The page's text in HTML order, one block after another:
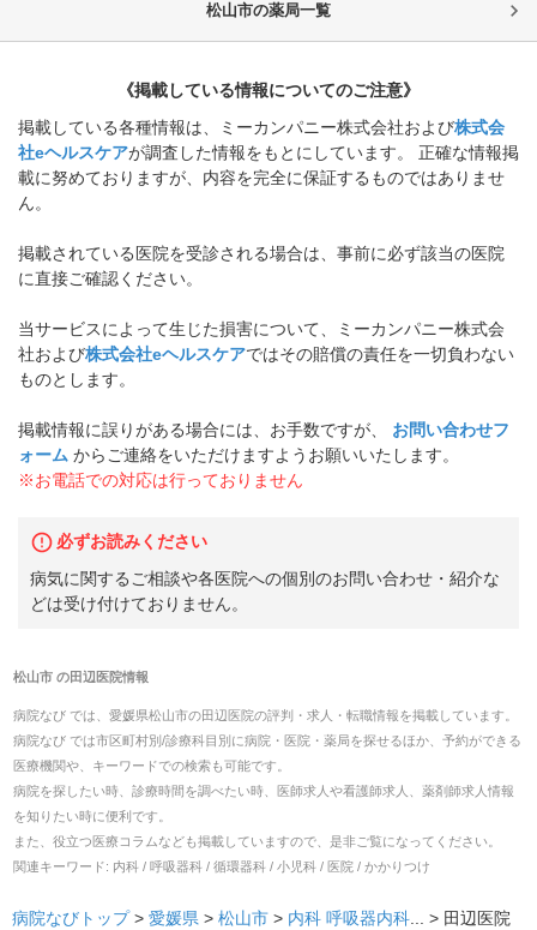
松山市の薬局一覧
《掲載している情報についてのご注意》
掲載している各種情報は、ミーカンパニー株式会社および株式会
社eヘルスケアが調査した情報をもとにしています。 正確な情報掲
載に努めておりますが、内容を完全に保証するものではありませ
ん。
掲載されている医院を受診される場合は、事前に必ず該当の医院
に直接ご確認ください。
当サービスによって生じた損害について、ミーカンパニー株式会
社および株式会社eヘルスケアではその賠償の責任を一切負わない
ものとします。
掲載情報に誤りがある場合には、お手数ですが、
お問い合わせフ
ォーム からご連絡をいただけますようお願いいたします。
※お電話での対応は行っておりません
必ずお読みください
病気に関するご相談や各医院への個別のお問い合わせ・紹介な
どは受け付けておりません。
松山市の田辺医院情報
病院なび では、 愛媛県松山市の田辺医院の評判・求人・転職情報を掲載しています。
病院なび では市区町村別/診療科目別に病院・医院・薬局を探せるほか、予約ができる
医療機関や、キーワードでの検索も可能です。
病院を探したい時、診療時間を調べたい時、医師求人や看護師求人、薬剤師求人情報
を知りたい時に便利です。
また、役立つ医療コラムなども掲載していますので、是非ご覧になってください。
関連キーワード: 内科 / 呼吸器科 / 循環器科 / 小児科 / 医院 / かかりつけ
病院なびトップ > 愛媛県 > 松山市 > 内科 呼吸器内科 ... > 田辺医院